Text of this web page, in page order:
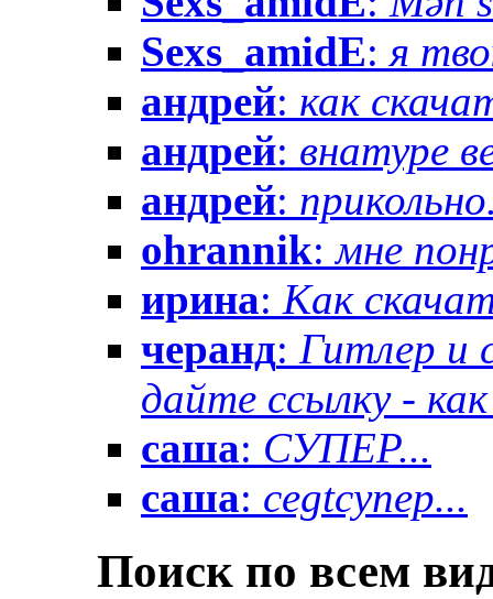
Sexs_amidE: я
андрей: как
андрей: внатуре
андрей:
ohrannik:мне
ирина: Как
черанд: Гитлер и
дайте ссылку -
саша: СУПЕР...
саша: cegtсупер...
Поиск по всем